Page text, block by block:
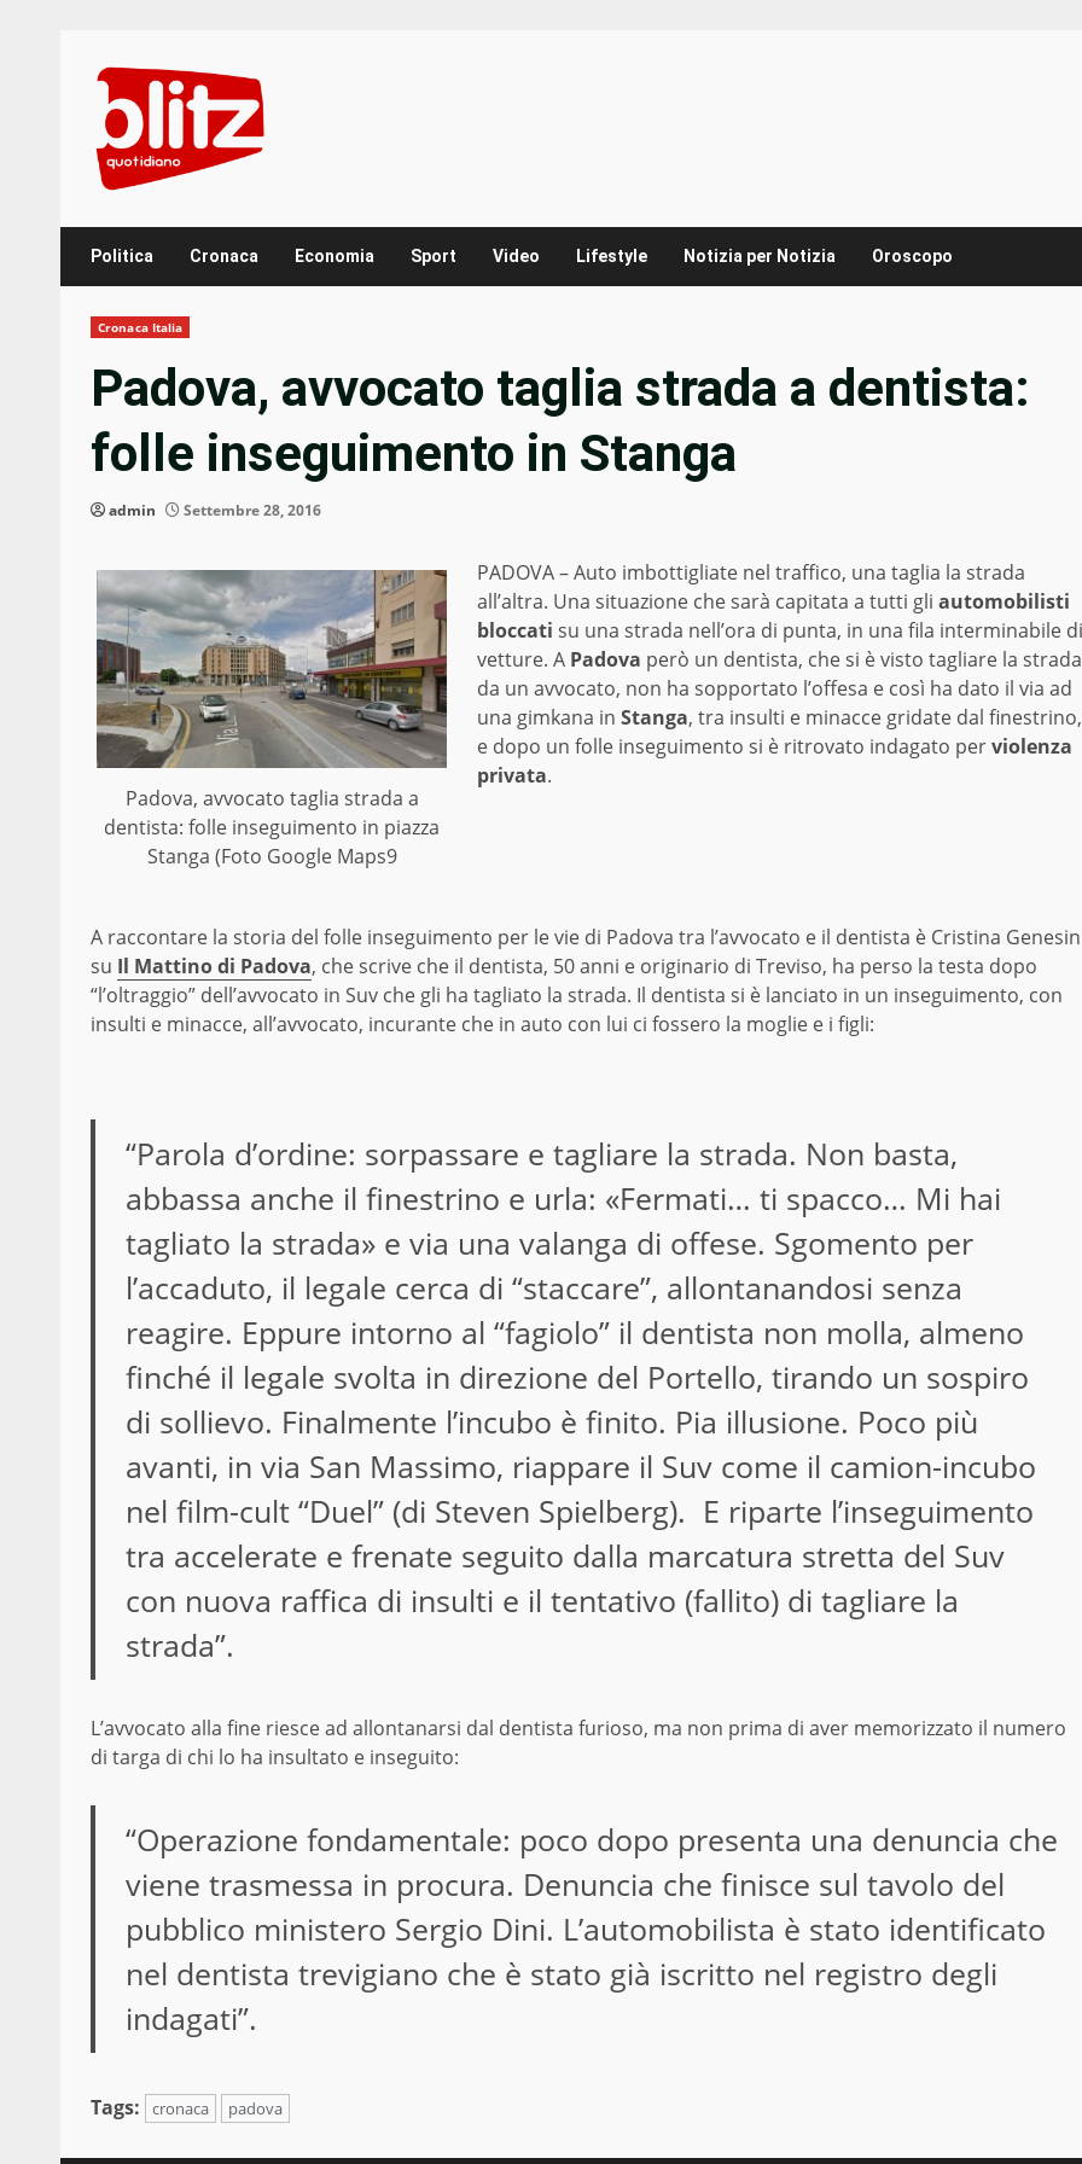
content
Politica Cronaca Economia Sport Video Lifestyle Notizia per Notizia Oroscopo
Cronaca Italia
Padova, avvocato taglia strada a dentista:
folle inseguimento in Stanga
admin Settembre 28, 2016
Padova, avvocato taglia strada a
dentista: folle inseguimento in piazza
Stanga (Foto Google Maps9
PADOVA – Auto imbottigliate nel traffico, una taglia la strada
all’altra. Una situazione che sarà capitata a tutti gli automobilisti
bloccati su una strada nell’ora di punta, in una fila interminabile di
vetture. A Padova però un dentista, che si è visto tagliare la strada
da un avvocato, non ha sopportato l’offesa e così ha dato il via ad
una gimkana in Stanga, tra insulti e minacce gridate dal finestrino,
e dopo un folle inseguimento si è ritrovato indagato perviolenza
privata.
A raccontare la storia del folle inseguimento per le vie di Padova tra l’avvocato e il dentista è Cristina Genesin
su Il Mattino di Padova, che scrive che il dentista, 50 anni e originario di Treviso, ha perso la testa dopo
“l’oltraggio” dell’avvocato in Suv che gli ha tagliato la strada. Il dentista si è lanciato in un inseguimento, con
insulti e minacce, all’avvocato, incurante che in auto con lui ci fossero la moglie e i figli:
“Parola d’ordine: sorpassare e tagliare la strada. Non basta,
abbassa anche il finestrino e urla: «Fermati… ti spacco… Mi hai
tagliato la strada» e via una valanga di offese. Sgomento per
l’accaduto, il legale cerca di “staccare”, allontanandosi senza
reagire. Eppure intorno al “fagiolo” il dentista non molla, almeno
finché il legale svolta in direzione del Portello, tirando un sospiro
di sollievo. Finalmente l’incubo è finito. Pia illusione. Poco più
avanti, in via San Massimo, riappare il Suv come il camion-incubo
nel film-cult “Duel” (di Steven Spielberg). E riparte l’inseguimento
tra accelerate e frenate seguito dalla marcatura stretta del Suv
con nuova raffica di insulti e il tentativo (fallito) di tagliare la
strada”.
L’avvocato alla fine riesce ad allontanarsi dal dentista furioso, ma non prima di aver memorizzato il numero
di targa di chi lo ha insultato e inseguito:
“Operazione fondamentale: poco dopo presenta una denuncia che
viene trasmessa in procura. Denuncia che finisce sul tavolo del
pubblico ministero Sergio Dini. L’automobilista è stato identificato
nel dentista trevigiano che è stato già iscritto nel registro degli
indagati”.
Tags: cronaca padova